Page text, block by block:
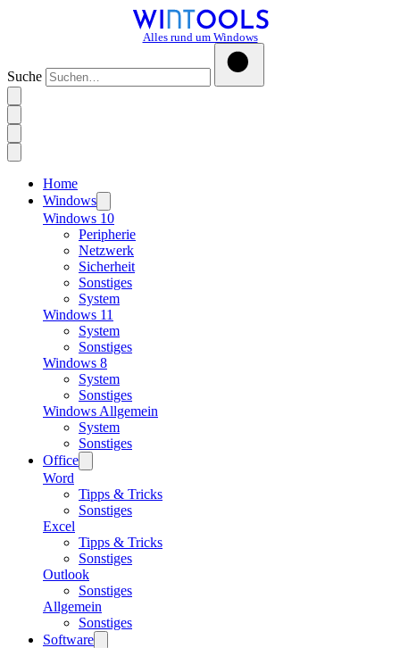
Alles rund um Windows
Suche
Home
Windows
Windows 10
Peripherie
Netzwerk
Sicherheit
Sonstiges
System
Windows 11
System
Sonstiges
Windows 8
System
Sonstiges
Windows Allgemein
System
Sonstiges
Office
Word
Tipps & Tricks
Sonstiges
Excel
Tipps & Tricks
Sonstiges
Outlook
Sonstiges
Allgemein
Sonstiges
Software